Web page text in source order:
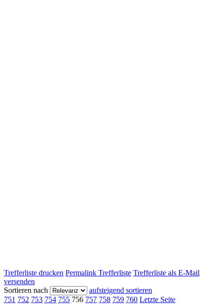
Trefferliste drucken Permalink Trefferliste Trefferliste als E-Mail
versenden
Sortieren nach
aufsteigend sortieren
751 752 753 754 755 756 757 758 759 760 Letzte Seite